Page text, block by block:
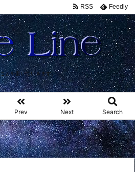
とを書いていきます。
Prev Next Search
RSS Feedly